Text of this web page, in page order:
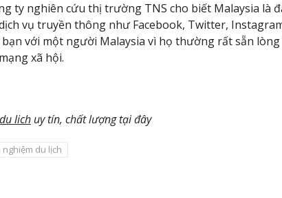
ty nghiên cứu thị trường TNS cho biết Malaysia là
vụ truyền thông như Facebook, Twitter,
với một người Malaysia vì họ thường rất sẵn lòng
xã hội.
lich uy tín, chất lượng tại đây
nghiệm du lịch